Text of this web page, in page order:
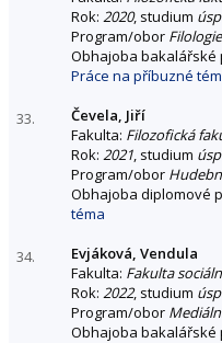
Rok: 2020, studium
Program/obor Filologie
Obhajoba bakalářské
Práce na příbuzné
33.
Čevela, Jiří
Fakulta: Filozofická
Rok: 2021, studium
Program/obor
Obhajoba diplomové
téma
34.
Evjáková, Vendula
Fakulta: Fakulta
Rok: 2022, studium
Program/obor
Obhajoba bakalářské